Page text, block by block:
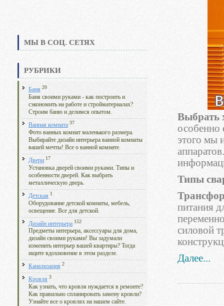
МЫ В СОЦ. СЕТЯХ
РУБРИКИ
Баня 20
Баня своими руками - как построить и
сэкономить на работе и стройматериалах?
Строим баню и делимся опытом.
Ванная комната 37
Фото ванных комнат маленького размера.
Выбирайте дизайн интерьера ванной комнаты
вашей мечты! Все о ванной комнате.
Двери 17
Установка дверей своими руками. Типы и
особенности дверей. Как выбрать
металлическую дверь.
Детская 1
Оборудование детской комнаты, мебель,
освещение. Все для детской.
Дизайн интерьера 152
Предметы интерьера, аксессуары для дома,
дизайн своими руками! Вы задумали
изменить интерьер вашей квартиры? Тогда
ищите вдохновение в этом разделе.
Канализация 2
Кровля 3
Как узнать, что кровля нуждается в ремонте?
Как правильно спланировать замену кровли?
Узнайте все о кровлях на нашем сайте.
Выбрать
особенно
этого мы
Типы
питания
силовой
Далее...